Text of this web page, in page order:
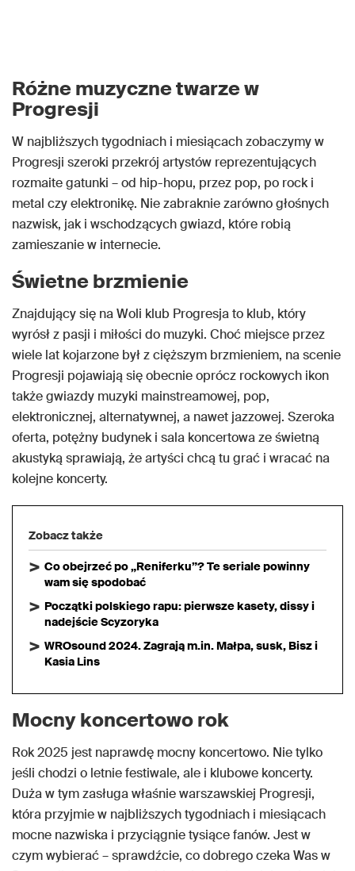
Różne muzyczne twarze w
Progresji
W najbliższych tygodniach i miesiącach zobaczymy w
Progresji szeroki przekrój artystów reprezentujących
rozmaite gatunki – od hip-hopu, przez pop, po rock i
metal czy elektronikę. Nie zabraknie zarówno głośnych
nazwisk, jak i wschodzących gwiazd, które robią
zamieszanie w internecie.
Świetne brzmienie
Znajdujący się na Woli klub Progresja to klub, który
wyrósł z pasji i miłości do muzyki. Choć miejsce przez
wiele lat kojarzone był z cięższym brzmieniem, na scenie
Progresji pojawiają się obecnie oprócz rockowych ikon
także gwiazdy muzyki mainstreamowej, pop,
elektronicznej, alternatywnej, a nawet jazzowej. Szeroka
oferta, potężny budynek i sala koncertowa ze świetną
akustyką sprawiają, że artyści chcą tu grać i wracać na
kolejne koncerty.
Zobacz także
Co obejrzeć po „Reniferku”? Te seriale powinny
wam się spodobać
Początki polskiego rapu: pierwsze kasety, dissy i
nadejście Scyzoryka
WROsound 2024. Zagrają m.in. Małpa, susk, Bisz i
Kasia Lins
Mocny koncertowo rok
Rok 2025 jest naprawdę mocny koncertowo. Nie tylko
jeśli chodzi o letnie festiwale, ale i klubowe koncerty.
Duża w tym zasługa właśnie warszawskiej Progresji,
która przyjmie w najbliższych tygodniach i miesiącach
mocne nazwiska i przyciągnie tysiące fanów. Jest w
czym wybierać – sprawdźcie, co dobrego czeka Was w